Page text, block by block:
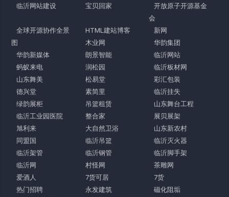
临沂网站建设
宝贝回家
开放原子开源基金
会
全球开源协作全景
图
HTML建站博客
新网
木业网
华韵集团
华韵新媒体
朗景智能
临沂网站
蚂蚁来电
润松园
临沂板材网
山东舞美
松易堂
彩汇包装
德兴堂
素简里
临沂挂失
绿韵展柜
吊篮租赁
山东舞台工程
临沂工业园医院
整合家
展贝展架
旭利来
大自然卫浴
山东新农村
同盟国
临沂吊篮
临沂灭火器
临沂架管
临沂钢管
临沂脚手架
临沂网
村怪网
茶雕网
爱酒人
7货可居
7货
热门招聘
永发建筑
磁化阻垢